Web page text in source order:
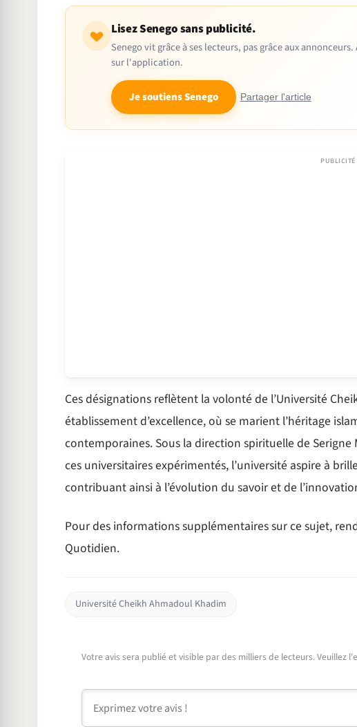
Lisez Senego sans publicité.
Senego vit grâce à ses lecteurs, pas grâce aux
sur l'application.
Je soutiens Senego Partager l'article
Ces désignations reflètent la volonté de l’Université
établissement d’excellence, où se marient l’héritage
contemporaines. Sous la direction spirituelle de
ces universitaires expérimentés, l’université aspire à
contribuant ainsi à l’évolution du savoir et de
Pour des informations supplémentaires sur ce sujet,
Quotidien.
Université Cheikh Ahmadoul Khadim
Votre avis sera publié et visible par des milliers de lecteurs. Veuillez